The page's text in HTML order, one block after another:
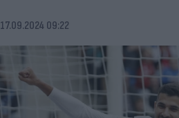
17.09.2024 09:22